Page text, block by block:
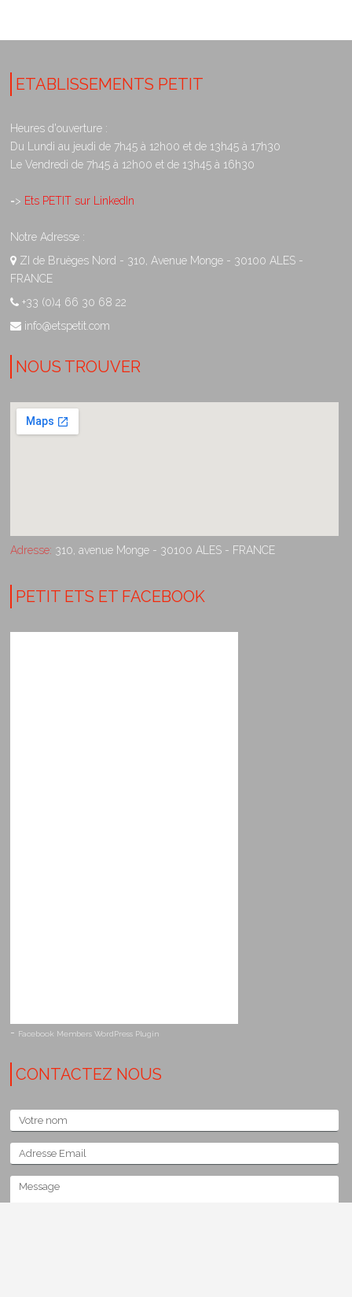
ETABLISSEMENTS PETIT
Heures d'ouverture :
Du Lundi au jeudi de 7h45 à 12h00 et de 13h45 à 17h30
Le Vendredi de 7h45 à 12h00 et de 13h45 à 16h30
=> Ets PETIT sur LinkedIn
Notre Adresse :
ZI de Bruèges Nord - 310, Avenue Monge - 30100 ALES -
FRANCE
+33 (0)4 66 30 68 22
info@etspetit.com
NOUS TROUVER
Adresse: 310, avenue Monge - 30100 ALES - FRANCE
PETIT ETS ET FACEBOOK
- Facebook Members WordPress Plugin
CONTACTEZ NOUS